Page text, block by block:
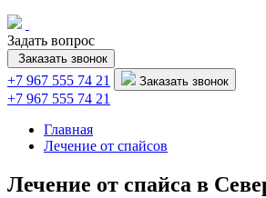
Задать вопрос
Заказать звонок
+7 967 555 74 21 Заказать звонок
+7 967 555 74 21
Главная
Лечение от спайсов
Лечение от спайса в